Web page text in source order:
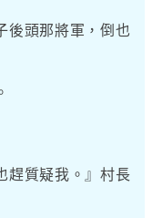
後頭那將軍，倒也
趕質疑我。』村長